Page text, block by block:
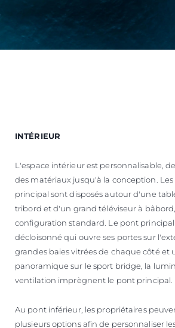
INTÉRIEUR
L'espace intérieur est personnalisable,
des matériaux jusqu'à la conception.
principal sont disposés autour d'une
tribord et d'un grand téléviseur à
configuration standard. Le pont principal
décloisonné qui ouvre ses portes sur
grandes baies vitrées de chaque côté et
panoramique sur le sport bridge, la
ventilation imprègnent le pont principal.
Au pont inférieur, les propriétaires
plusieurs options afin de personnaliser